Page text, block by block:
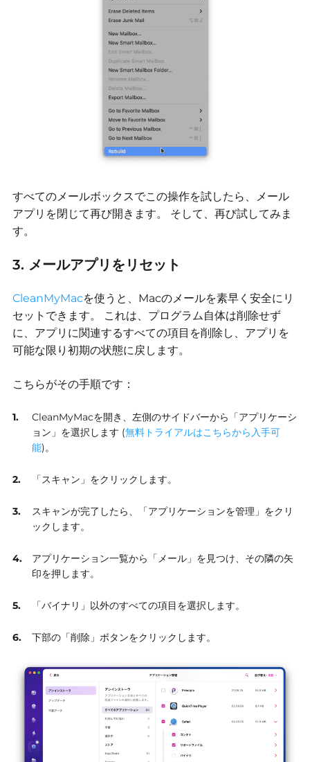
すべてのメールボックスでこの操作を試したら、メール
アプリを閉じて再び開きます。
そして、再び試してみま
す。
3. メールアプリをリセット
CleanMyMacを使うと、Macのメールを素早く安全にリ
セットできます。
これは、プログラム自体は削除せず
に、アプリに関連するすべての項目を削除し、アプリを
可能な限り初期の状態に戻します。
こちらがその手順です：
CleanMyMacを開き、左側のサイドバーから「アプリケーシ
ョン」を選択します (無料トライアルはこちらから入手可
能)。
「スキャン」をクリックします。
スキャンが完了したら、「アプリケーションを管理」をクリ
ックします。
アプリケーション一覧から「メール」を見つけ、その隣の矢
印を押します。
「バイナリ」以外のすべての項目を選択します。
下部の「削除」ボタンをクリックします。